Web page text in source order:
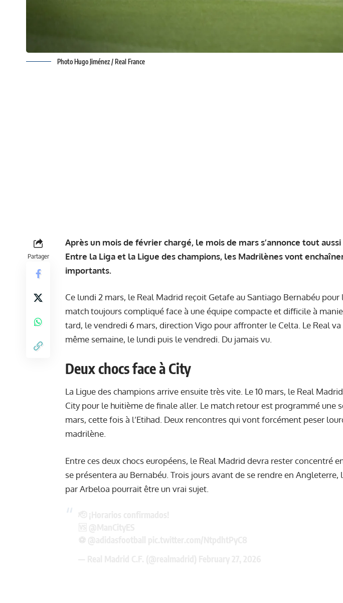
Photo Hugo Jiménez / Real France
Partager
Après un mois de février chargé, le mois de mars s’annonce tout
Entre la Liga et la Ligue des champions, les Madrilènes vont
importants.
Ce lundi 2 mars, le Real Madrid reçoit Getafe au Santiago Bernabéu pour
match toujours compliqué face à une équipe compacte et difficile à
tard, le vendredi 6 mars, direction Vigo pour affronter le Celta. Le Real
même semaine, le lundi puis le vendredi. Du jamais vu.
Deux chocs face à City
La Ligue des champions arrive ensuite très vite. Le 10 mars, le Real
City pour le huitième de finale aller. Le match retour est programmé une
mars, cette fois à l’Etihad. Deux rencontres qui vont forcément peser
madrilène.
Entre ces deux chocs européens, le Real Madrid devra rester concentré
se présentera au Bernabéu. Trois jours avant de se rendre en Angleterre,
par Arbeloa pourrait être un vrai sujet.